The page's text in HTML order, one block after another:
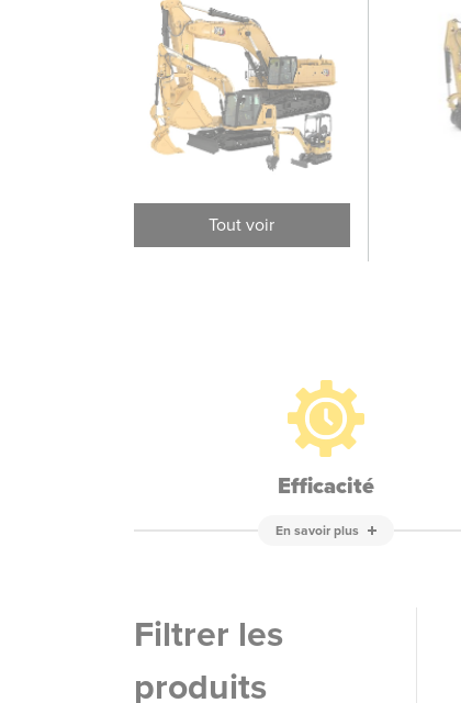
Tout voir
Efficacité
En savoir plus
Filtrer les
produits